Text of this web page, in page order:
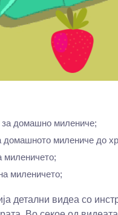
домашно милениче;
милениче до
миленичето;
миленичето;
детални видеа со